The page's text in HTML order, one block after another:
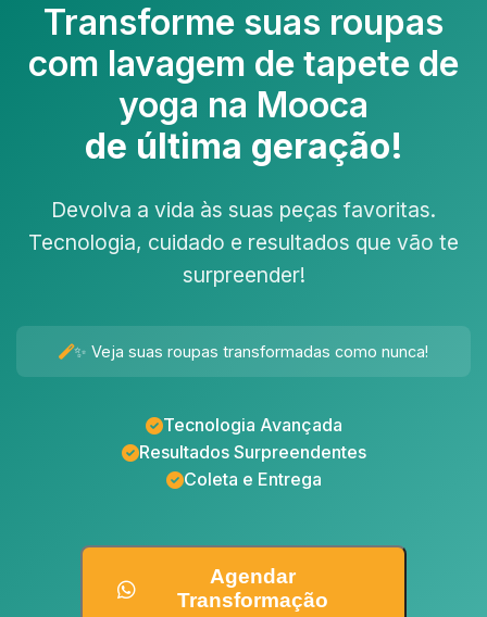
Transforme suas roupas
com lavagem de tapete de
yoga na Mooca
de última geração!
Devolva a vida às suas peças favoritas.
Tecnologia, cuidado e resultados que vão te
surpreender!
✨ Veja suas roupas transformadas como nunca!
Tecnologia Avançada
Resultados Surpreendentes
Coleta e Entrega
Agendar
Transformação